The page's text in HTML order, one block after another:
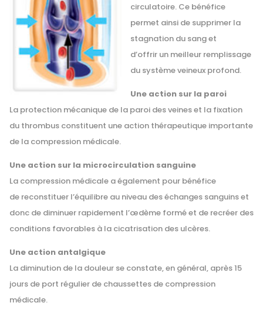
circulatoire. Ce bénéfice
permet ainsi de supprimer la
stagnation du sang et
d’offrir un meilleur remplissage
du système veineux profond.
Une action sur la paroi
La protection mécanique de la paroi des veines et la fixation
du thrombus constituent une action thérapeutique importante
de la compression médicale.
Une action sur la microcirculation sanguine
La compression médicale a également pour bénéfice
de reconstituer l’équilibre au niveau des échanges sanguins et
donc de diminuer rapidement l’œdème formé et de recréer des
conditions favorables à la cicatrisation des ulcères.
Une action antalgique
La diminution de la douleur se constate, en général, après 15
jours de port régulier de chaussettes de compression
médicale.